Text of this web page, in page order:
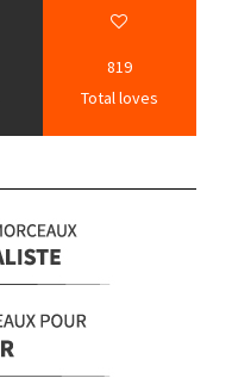
819
Total loves